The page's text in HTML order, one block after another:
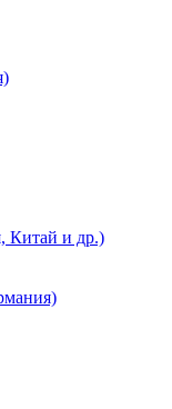
Китай и др.)